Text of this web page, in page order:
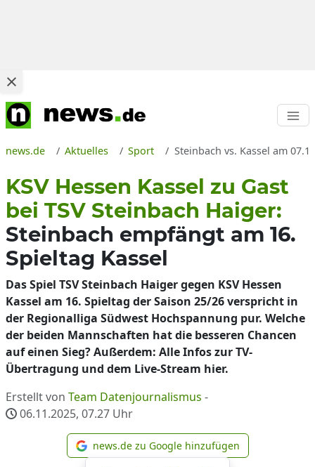
news.de Aktuelles Sport Steinbach vs. Kassel am
KSV Hessen Kassel zu Gast
bei TSV Steinbach Haiger:
Steinbach empfängt am 16.
Spieltag Kassel
Das Spiel TSV Steinbach Haiger gegen KSV Hessen
Kassel am 16. Spieltag der Saison 25/26 verspricht in
der Regionalliga Südwest Hochspannung pur. Welche
der beiden Mannschaften hat die besseren Chancen
auf einen Sieg? Außerdem: Alle Infos zur TV-
Übertragung und dem Live-Stream hier.
Erstellt von Team Datenjournalismus -
06.11.2025, 07.27 Uhr
news.de zu Google
news.de zu Google hinzufügen